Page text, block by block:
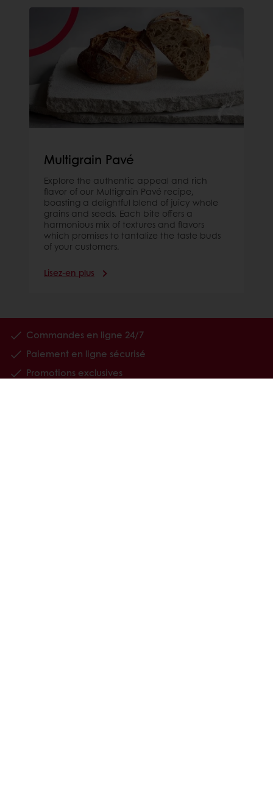
Multigrain Pavé
Explore the authentic appeal and rich
flavor of our Multigrain Pavé recipe,
boasting a delightful blend of juicy whole
grains and seeds. Each bite offers a
harmonious mix of textures and flavors
which promises to tantalize the taste buds
of your customers.
Lisez-en plus
Commandes en ligne 24/7
Paiement en ligne sécurisé
Promotions exclusives